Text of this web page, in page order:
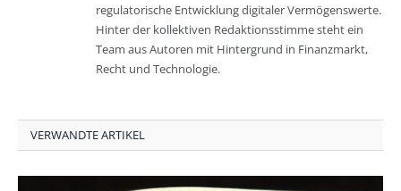
regulatorische Entwicklung digitaler Vermögenswerte.
Hinter der kollektiven Redaktionsstimme steht ein
Team aus Autoren mit Hintergrund in Finanzmarkt,
Recht und Technologie.
VERWANDTE ARTIKEL